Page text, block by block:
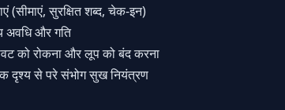
(सीमाएं, सुरक्षित शब्द, चेक-इन)
अवधि और गति
को रोकना और लूप को बंद करना
दृश्य से परे संभोग सुख नियंत्रण